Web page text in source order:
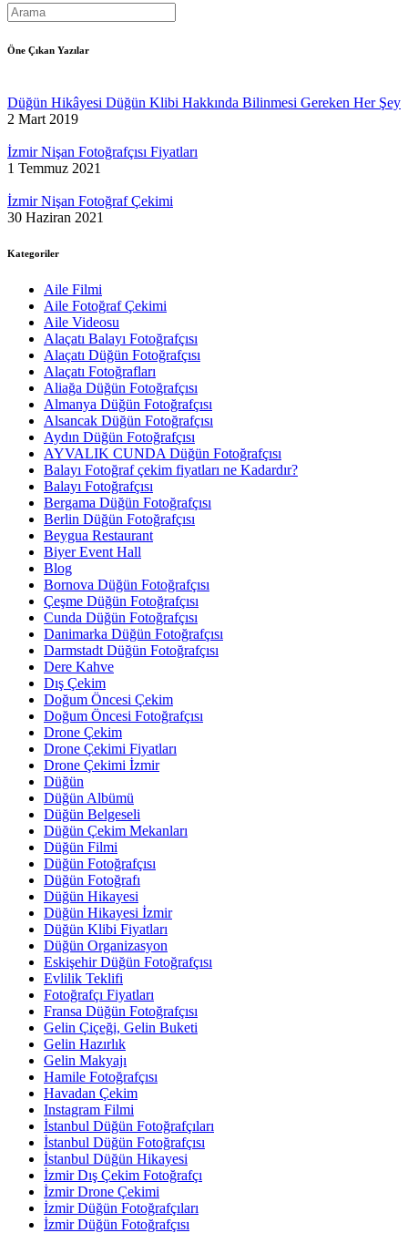
Öne Çıkan Yazılar
Düğün Hikâyesi Düğün Klibi Hakkında Bilinmesi Gereken Her Şey
2 Mart 2019
İzmir Nişan Fotoğrafçısı Fiyatları
1 Temmuz 2021
İzmir Nişan Fotoğraf Çekimi
30 Haziran 2021
Kategoriler
Aile Filmi
Aile Fotoğraf Çekimi
Aile Videosu
Alaçatı Balayı Fotoğrafçısı
Alaçatı Düğün Fotoğrafçısı
Alaçatı Fotoğrafları
Aliağa Düğün Fotoğrafçısı
Almanya Düğün Fotoğrafçısı
Alsancak Düğün Fotoğrafçısı
Aydın Düğün Fotoğrafçısı
AYVALIK CUNDA Düğün Fotoğrafçısı
Balayı Fotoğraf çekim fiyatları ne Kadardır?
Balayı Fotoğrafçısı
Bergama Düğün Fotoğrafçısı
Berlin Düğün Fotoğrafçısı
Beygua Restaurant
Biyer Event Hall
Blog
Bornova Düğün Fotoğrafçısı
Çeşme Düğün Fotoğrafçısı
Cunda Düğün Fotoğrafçısı
Danimarka Düğün Fotoğrafçısı
Darmstadt Düğün Fotoğrafçısı
Dere Kahve
Dış Çekim
Doğum Öncesi Çekim
Doğum Öncesi Fotoğrafçısı
Drone Çekim
Drone Çekimi Fiyatları
Drone Çekimi İzmir
Düğün
Düğün Albümü
Düğün Belgeseli
Düğün Çekim Mekanları
Düğün Filmi
Düğün Fotoğrafçısı
Düğün Fotoğrafı
Düğün Hikayesi
Düğün Hikayesi İzmir
Düğün Klibi Fiyatları
Düğün Organizasyon
Eskişehir Düğün Fotoğrafçısı
Evlilik Teklifi
Fotoğrafçı Fiyatları
Fransa Düğün Fotoğrafçısı
Gelin Çiçeği, Gelin Buketi
Gelin Hazırlık
Gelin Makyajı
Hamile Fotoğrafçısı
Havadan Çekim
Instagram Filmi
İstanbul Düğün Fotoğrafçıları
İstanbul Düğün Fotoğrafçısı
İstanbul Düğün Hikayesi
İzmir Dış Çekim Fotoğrafçı
İzmir Drone Çekimi
İzmir Düğün Fotoğrafçıları
İzmir Düğün Fotoğrafçısı